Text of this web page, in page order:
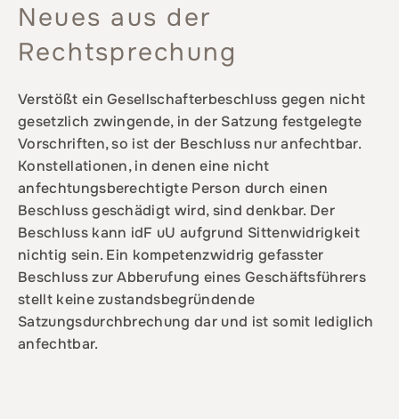
Neues aus der
Rechtsprechung
Verstößt ein Gesellschafterbeschluss gegen nicht
gesetzlich zwingende, in der Satzung festgelegte
Vorschriften, so ist der Beschluss nur anfechtbar.
Konstellationen, in denen eine nicht
anfechtungsberechtigte Person durch einen
Beschluss geschädigt wird, sind denkbar. Der
Beschluss kann idF uU aufgrund Sittenwidrigkeit
nichtig sein. Ein kompetenzwidrig gefasster
Beschluss zur Abberufung eines Geschäftsführers
stellt keine zustandsbegründende
Satzungsdurchbrechung dar und ist somit lediglich
anfechtbar.